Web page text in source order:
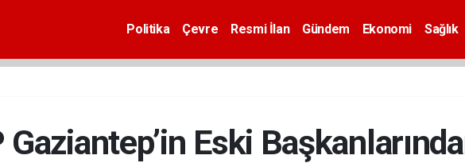
Politika Çevre Resmi İlan Gündem Ekonomi Sağlık
Gaziantep’in Eski